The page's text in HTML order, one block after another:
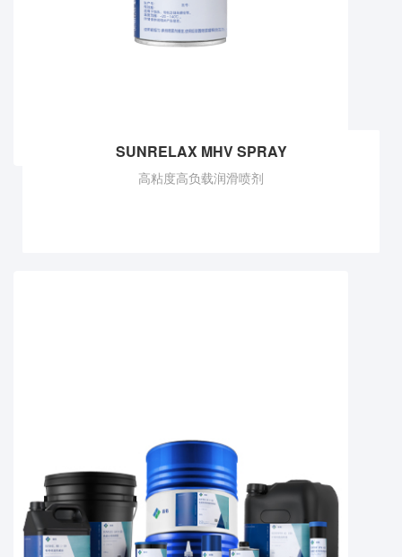
SUNRELAX MHV SPRAY
高粘度高负载润滑喷剂